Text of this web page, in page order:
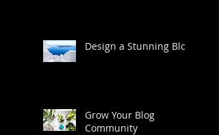
Design a Stunning Blog
Grow Your Blog
Community